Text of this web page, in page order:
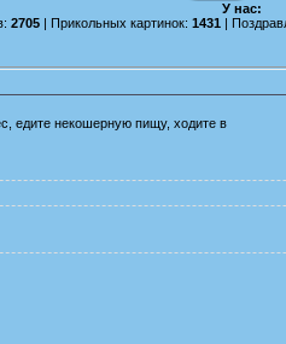
У нас:
2705| Прикольных картинок: 1431|
едите некошерную пищу, ходите в